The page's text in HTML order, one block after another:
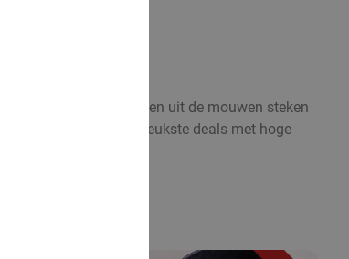
in de buurt.
of juist lekker de handen uit de mouwen steken
en geniet van de leukste deals met hoge